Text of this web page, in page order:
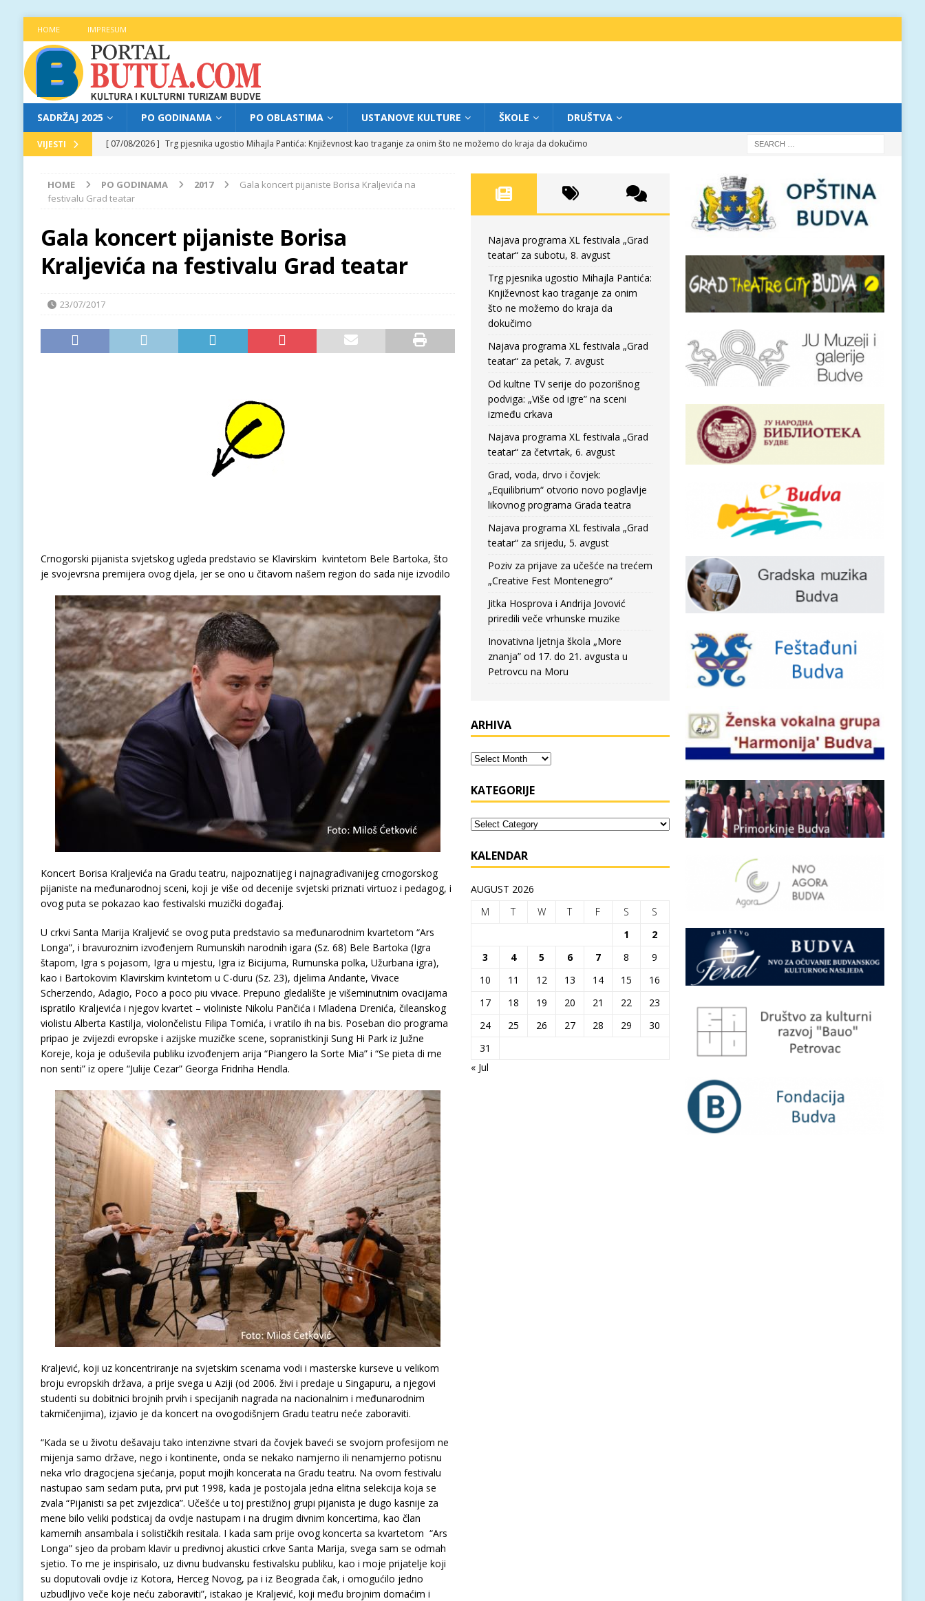
HOME IMPRESUM
SADRŽAJ 2025 PO GODINAMA PO OBLASTIMA USTANOVE KULTURE ŠKOLE DRUŠTVA
VIJESTI [ 07/08/2026 ] Trg pjesnika ugostio Mihajla Pantića: Književnost kao traganje za onim što ne možemo do kraja da dokučimo
[ 06/08/2026 ] Najava programa XL festivala „Grad teatar“ za petak, 7. avgust
Od kultne TV serije do pozorišnog podviga: „Više od igre” na sceni između crkava
FOKUS
[ 05/08/2026 ] Najava programa XL festivala „Grad teatar“ za četvrtak, 6. avgust
[ 07/08/2026 ] Najava programa XL festivala „Grad teatar“ za subotu, 8. avgust
HOME PO GODINAMA 2017
Gala koncert pijaniste Borisa Kraljevića na
festivalu Grad teatar
Gala koncert pijaniste Borisa
Kraljevića na festivalu Grad teatar
23/07/2017
Crnogorski pijanista svjetskog ugleda predstavio se Klavirskim kvintetom Bele Bartoka, što
je svojevrsna premijera ovog djela, jer se ono u čitavom našem region do sada nije izvodilo
Koncert Borisa Kraljevića na Gradu teatru, najpoznatijeg i najnagrađivanijeg crnogorskog
pijaniste na međunarodnoj sceni, koji je više od decenije svjetski priznati virtuoz i pedagog, i
ovog puta se pokazao kao festivalski muzički događaj.
U crkvi Santa Marija Kraljević se ovog puta predstavio sa međunarodnim kvartetom “Ars
Longa”, i bravuroznim izvođenjem Rumunskih narodnih igara (Sz. 68) Bele Bartoka (Igra
štapom, Igra s pojasom, Igra u mjestu, Igra iz Bicijuma, Rumunska polka, Užurbana igra),
kao i Bartokovim Klavirskim kvintetom u C-duru (Sz. 23), djelima Andante, Vivace
Scherzendo, Adagio, Poco a poco piu vivace. Prepuno gledalište je višeminutnim ovacijama
ispratilo Kraljevića i njegov kvartet – violiniste Nikolu Pančića i Mladena Drenića, čileanskog
violistu Alberta Kastilja, violončelistu Filipa Tomića, i vratilo ih na bis. Poseban dio programa
pripao je zvijezdi evropske i azijske muzičke scene, sopranistkinji Sung Hi Park iz Južne
Koreje, koja je oduševila publiku izvođenjem arija “Piangero la Sorte Mia” i “Se pieta di me
non senti” iz opere “Julije Cezar” Georga Fridriha Hendla.
Kraljević, koji uz koncentriranje na svjetskim scenama vodi i masterske kurseve u velikom
broju evropskih država, a prije svega u Aziji (od 2006. živi i predaje u Singapuru, a njegovi
studenti su dobitnici brojnih prvih i specijanih nagrada na nacionalnim i međunarodnim
takmičenjima), izjavio je da koncert na ovogodišnjem Gradu teatru neće zaboraviti.
“Kada se u životu dešavaju tako intenzivne stvari da čovjek baveći se svojom profesijom ne
mijenja samo države, nego i kontinente, onda se nekako namjerno ili nenamjerno potisnu
neka vrlo dragocjena sjećanja, poput mojih koncerata na Gradu teatru. Na ovom festivalu
nastupao sam sedam puta, prvi put 1998, kada je postojala jedna elitna selekcija koja se
zvala “Pijanisti sa pet zvijezdica”. Učešće u toj prestižnoj grupi pijanista je dugo kasnije za
mene bilo veliki podsticaj da ovdje nastupam i na drugim divnim koncertima, kao član
kamernih ansambala i solističkih resitala. I kada sam prije ovog koncerta sa kvartetom “Ars
Longa” sjeo da probam klavir u predivnoj akustici crkve Santa Marija, svega sam se odmah
sjetio. To me je inspirisalo, uz divnu budvansku festivalsku publiku, kao i moje prijatelje koji
su doputovali ovdje iz Kotora, Herceg Novog, pa i iz Beograda čak, i omogućilo jedno
uzbudljivo veče koje neću zaboraviti”, istakao je Kraljević, koji među brojnim domaćim i
Najava programa XL festivala „Grad
teatar“ za subotu, 8. avgust
Trg pjesnika ugostio Mihajla Pantića:
Književnost kao traganje za onim
što ne možemo do kraja da
dokučimo
Najava programa XL festivala „Grad
teatar“ za petak, 7. avgust
Od kultne TV serije do pozorišnog
podviga: „Više od igre” na sceni
između crkava
Najava programa XL festivala „Grad
teatar“ za četvrtak, 6. avgust
Grad, voda, drvo i čovjek:
„Equilibrium“ otvorio novo poglavlje
likovnog programa Grada teatra
Najava programa XL festivala „Grad
teatar“ za srijedu, 5. avgust
Poziv za prijave za učešće na trećem
„Creative Fest Montenegro“
Jitka Hosprova i Andrija Jovović
priredili veče vrhunske muzike
Inovativna ljetnja škola „More
znanja” od 17. do 21. avgusta u
Petrovcu na Moru
ARHIVA
KATEGORIJE
KALENDAR
AUGUST 2026
M
T W T F S
S
1
2
3
4 5 6 7 8
9
10
11 12 13 14 15
16
17
18 19 20 21 22
23
24
25 26 27 28 29
30
31
« Jul